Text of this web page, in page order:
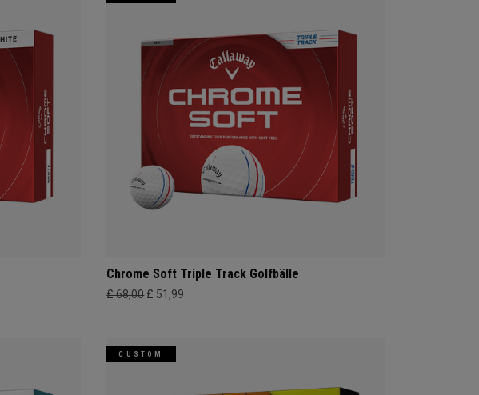
Chrome Soft Triple Track Golfbälle
£ 68,00 £ 51,99
CUSTOM